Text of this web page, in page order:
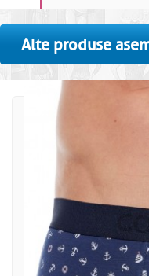
Alte produse